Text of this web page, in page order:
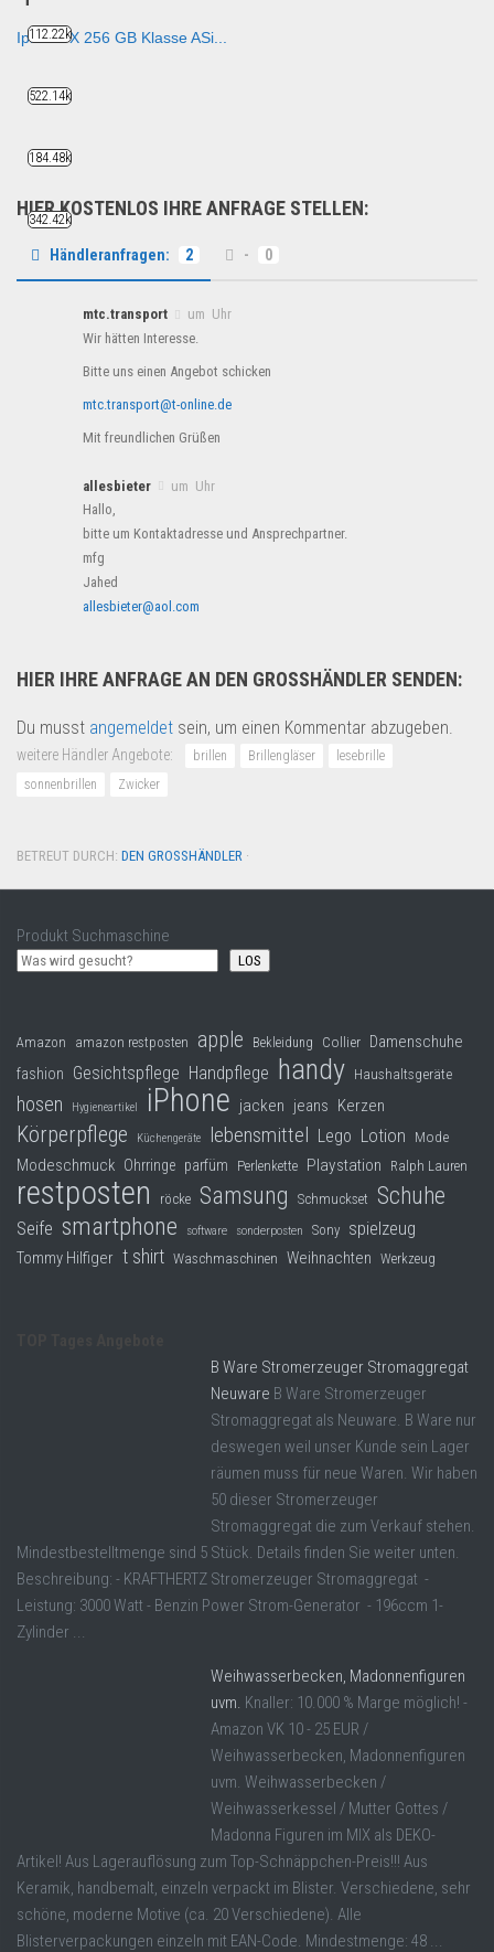
Iphone X 256 GB Klasse ASi...
HIER KOSTENLOS IHRE ANFRAGE STELLEN:
Händleranfragen: 2 - 0
mtc.transport
um Uhr
Wir hätten Interesse.
Bitte uns einen Angebot schicken
mtc.transport@t-online.de
Mit freundlichen Grüßen
allesbieter
um Uhr
Hallo,
bitte um Kontaktadresse und Ansprechpartner.
mfg
Jahed
allesbieter@aol.com
HIER IHRE ANFRAGE AN DEN GROSSHÄNDLER SENDEN:
Du musst angemeldet sein, um einen Kommentar abzugeben.
weitere Händler Angebote: brillen Brillengläser
lesebrille
sonnenbrillen
Zwicker
BETREUT DURCH: DEN GROSSHÄNDLER ·
Produkt Suchmaschine
LOS
Amazon amazon restposten apple Bekleidung Collier Damenschuhe
fashion Gesichtspflege Handpflege handy Haushaltsgeräte
hosen Hygieneartikel iPhone jacken jeans Kerzen
Körperpflege Küchengeräte lebensmittel Lego Lotion Mode
Modeschmuck Ohrringe parfüm Perlenkette Playstation Ralph Lauren
restposten röcke Samsung Schmuckset Schuhe
Seife smartphone software sonderposten Sony spielzeug
Tommy Hilfiger t shirt Waschmaschinen Weihnachten Werkzeug
B Ware Stromerzeuger Stromaggregat
Neuware B Ware Stromerzeuger
Stromaggregat als Neuware. B Ware nur
deswegen weil unser Kunde sein Lager
räumen muss für neue Waren. Wir haben
50 dieser Stromerzeuger
Stromaggregat die zum Verkauf stehen.
Mindestbestelltmenge sind 5 Stück. Details finden Sie weiter unten.
Beschreibung: - KRAFTHERTZ Stromerzeuger Stromaggregat -
Leistung: 3000 Watt - Benzin Power Strom-Generator - 196ccm 1-
Zylinder ...
Weihwasserbecken, Madonnenfiguren
uvm. Knaller: 10.000 % Marge möglich! -
Amazon VK 10 - 25 EUR /
Weihwasserbecken, Madonnenfiguren
uvm. Weihwasserbecken /
Weihwasserkessel / Mutter Gottes /
Madonna Figuren im MIX als DEKO-
Artikel! Aus Lagerauflösung zum Top-Schnäppchen-Preis!!! Aus
Keramik, handbemalt, einzeln verpackt im Blister. Verschiedene, sehr
schöne, moderne Motive (ca. 20 Verschiedene). Alle
Blisterverpackungen einzeln mit EAN-Code. Mindestmenge: 48 ...
112.22k
522.14k
184.48k
342.42k